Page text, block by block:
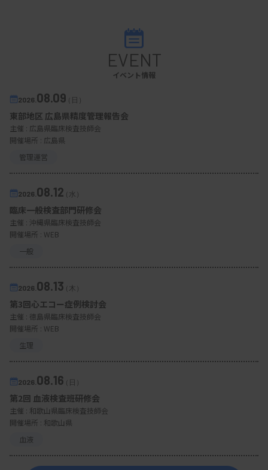
EVENT
イベント情報
2026. 08.09（日）
東部地区 広島県精度管理報告会
主催 : 広島県臨床検査技師会
開催場所 : 広島県
管理運営
2026. 08.12（水）
臨床一般検査部門研修会
主催 : 沖縄県臨床検査技師会
開催場所 : WEB
一般
2026. 08.13（木）
第3回心エコー症例検討会
主催 : 徳島県臨床検査技師会
開催場所 : WEB
生理
2026. 08.16（日）
第2回 血液検査班研修会
主催 : 和歌山県臨床検査技師会
開催場所 : 和歌山県
血液